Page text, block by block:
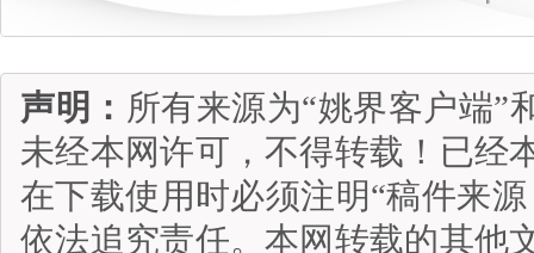
声明： 所有来源为“姚界客户端”
未经本网许可，不得转载！已经
在下载使用时必须注明“稿件来
依法追究责任。本网转载的其他